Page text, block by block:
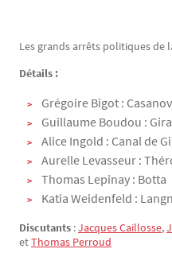
Texte
Les grands arrêts politiques
Détails :
Grégoire Bigot :
Guillaume Boudou :
Alice Ingold : Canal de
Aurelle Levasseur :
Thomas Lepinay : Botta
Katia Weidenfeld :
Discutants :Jacques Caillosse,
etThomas Perroud